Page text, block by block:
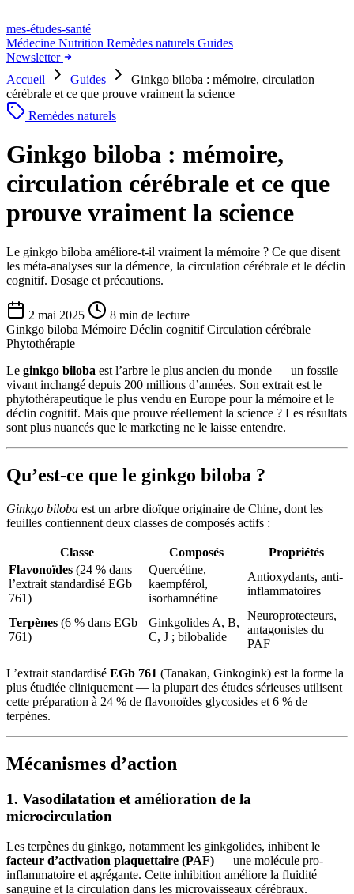
mes-études-santé
Médecine Nutrition Remèdes naturels Guides
Newsletter
Accueil
Guides
Ginkgo biloba : mémoire, circulation
cérébrale et ce que prouve vraiment la science
Remèdes naturels
Ginkgo biloba : mémoire,
circulation cérébrale et ce que
prouve vraiment la science
Le ginkgo biloba améliore-t-il vraiment la mémoire ? Ce que disent
les méta-analyses sur la démence, la circulation cérébrale et le déclin
cognitif. Dosage et précautions.
2 mai 2025
8 min de lecture
Ginkgo biloba Mémoire Déclin cognitifCirculation cérébrale
Phytothérapie
Le ginkgo biloba est l’arbre le plus ancien du monde — un fossile
vivant inchangé depuis 200 millions d’années. Son extrait est le
phytothérapeutique le plus vendu en Europe pour la mémoire et le
déclin cognitif. Mais que prouve réellement la science ? Les résultats
sont plus nuancés que le marketing ne le laisse entendre.
Qu’est-ce que le ginkgo biloba ?
Ginkgo biloba est un arbre dioïque originaire de Chine, dont les
feuilles contiennent deux classes de composés actifs :
Classe Composés
Propriétés
Flavonoïdes (24 % dans
l’extrait standardisé EGb
761)
Quercétine,
kaempférol,
isorhamnétine
Antioxydants, anti-
inflammatoires
Terpènes (6 % dans EGb
761)
Ginkgolides A, B,
C, J ; bilobalide
Neuroprotecteurs,
antagonistes du
PAF
L’extrait standardisé EGb 761 (Tanakan, Ginkogink) est la forme la
plus étudiée cliniquement — la plupart des études sérieuses utilisent
cette préparation à 24 % de flavonoïdes glycosides et 6 % de
terpènes.
Mécanismes d’action
1. Vasodilatation et amélioration de la
microcirculation
Les terpènes du ginkgo, notamment les ginkgolides, inhibent le
facteur d’activation plaquettaire (PAF) — une molécule pro-
inflammatoire et agrégante. Cette inhibition améliore la fluidité
sanguine et la circulation dans les microvaisseaux cérébraux.